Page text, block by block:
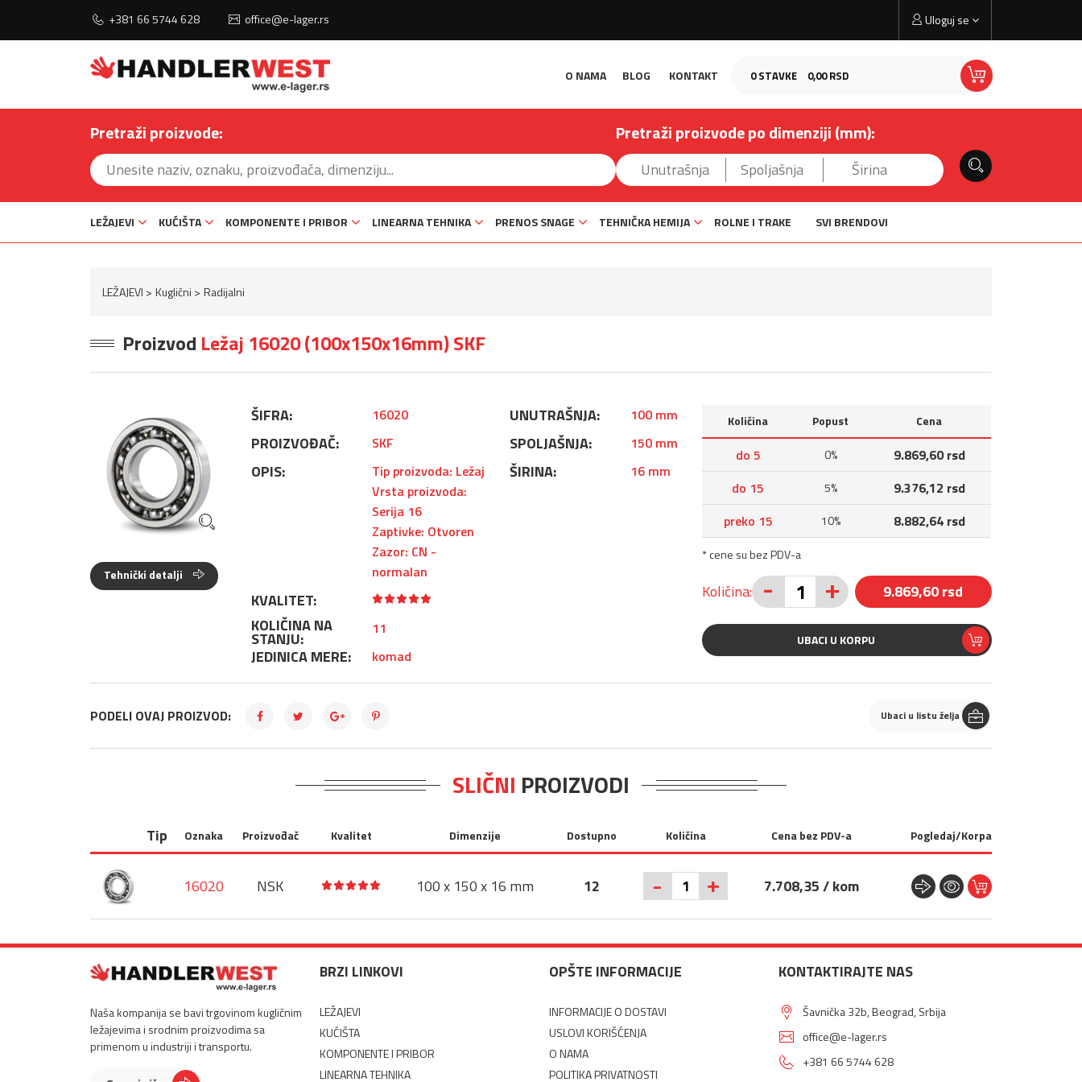
+381 66 5744 628 office@e-lager.rs
0STAVKE 0,00 RSD
Uloguj se
O NAMA BLOG KONTAKT
Pretraži proizvode: Pretraži proizvode po dimenziji (mm):
LEŽAJEVI KUĆIŠTA KOMPONENTE I PRIBOR LINEARNA TEHNIKA PRENOS SNAGE TEHNIČKA HEMIJA ROLNE I TRAKE SVI BRENDOVI
LEŽAJEVI Kuglični Radijalni
Proizvod Ležaj 16020 (100x150x16mm) SKF
Tehnički detalji
ŠIFRA: 16020
PROIZVOĐAČ: SKF
OPIS:
Tip proizvoda: Ležaj
Vrsta proizvoda:
Serija 16
Zaptivke: Otvoren
Zazor: CN -
normalan
KVALITET:
KOLIČINA NA
STANJU: 11
JEDINICA MERE: komad
UNUTRAŠNJA: 100 mm
SPOLJAŠNJA: 150 mm
ŠIRINA: 16 mm
Količina Popust Cena
do 5 0%
9.869,60 rsd
do 15
5%
9.376,12 rsd
preko 15
10% 8.882,64 rsd
* cene su bez PDV-a
Količina: - + 9.869,60 rsd
UBACI U KORPU
PODELI OVAJ PROIZVOD: Ubaci u listu želja
SLIČNI PROIZVODI
Tip Oznaka Proizvođač Kvalitet Dimenzije Dostupno Količina Cena bez PDV-a Pogledaj/Korpa
16020 NSK 100 x 150 x 16 mm 12 - + 7.708,35 / kom
Naša kompanija se bavi trgovinom kugličnim
ležajevima i srodnim proizvodima sa
primenom u industriji i transportu.
BRZI LINKOVI
LEŽAJEVI
KUĆIŠTA
KOMPONENTE I PRIBOR
LINEARNA TEHNIKA
OPŠTE INFORMACIJE
INFORMACIJE O DOSTAVI
USLOVI KORIŠĆENJA
O NAMA
POLITIKA PRIVATNOSTI
KONTAKTIRAJTE NAS
Šavnička 32b, Beograd, Srbija
office@e-lager.rs
+381 66 5744 628